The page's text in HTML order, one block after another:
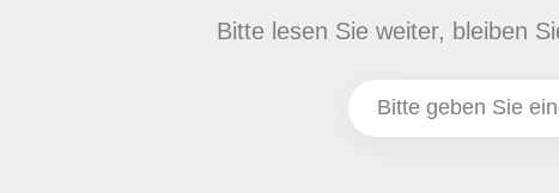
Bitte lesen Sie weiter, bleiben